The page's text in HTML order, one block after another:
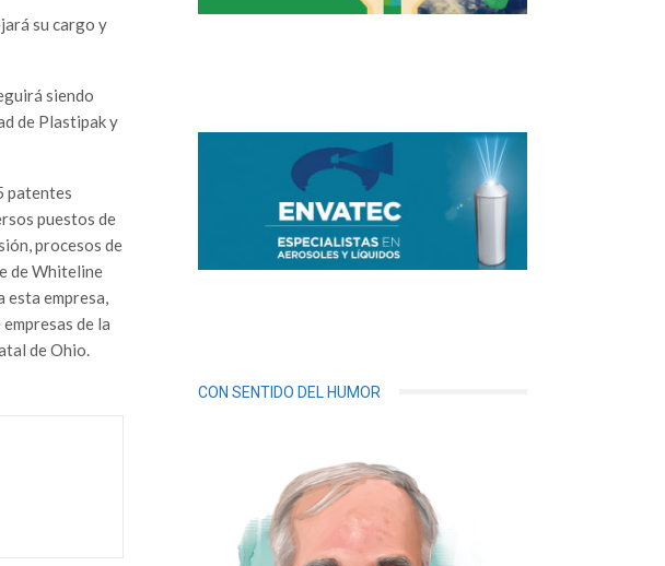
su cargo y
siendo
de Plastipak y
patentes
puestos de
procesos de
de Whiteline
esta empresa,
de la
de Ohio.
CON SENTIDO DEL HUMOR